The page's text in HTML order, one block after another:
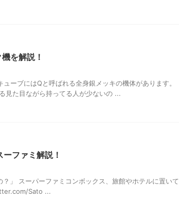
を解説！
ーブにはQと呼ばれる全身銀メッキの機体があります。
見た目ながら持ってる人が少ないの ...
ファミ解説！
」 スーパーファミコンボックス、旅館やホテルに置いて
Sato ...